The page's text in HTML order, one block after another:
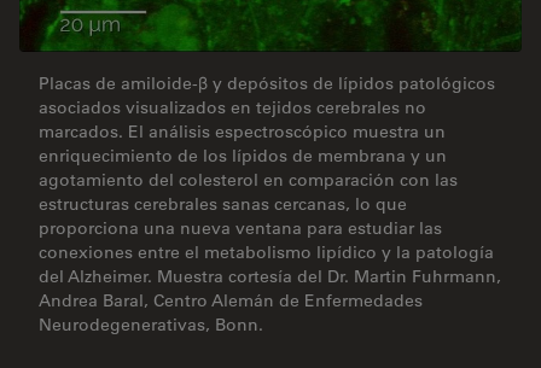
Placas de amiloide-β y depósitos de lípidos patológicos
asociados visualizados en tejidos cerebrales no
marcados. El análisis espectroscópico muestra un
enriquecimiento de los lípidos de membrana y un
agotamiento del colesterol en comparación con las
estructuras cerebrales sanas cercanas, lo que
proporciona una nueva ventana para estudiar las
conexiones entre el metabolismo lipídico y la patología
del Alzheimer. Muestra cortesía del Dr. Martin Fuhrmann,
Andrea Baral, Centro Alemán de Enfermedades
Neurodegenerativas, Bonn.